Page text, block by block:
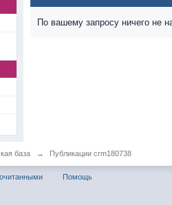
По вашему запросу ничего не
база → Публикации crm180738
Помощь